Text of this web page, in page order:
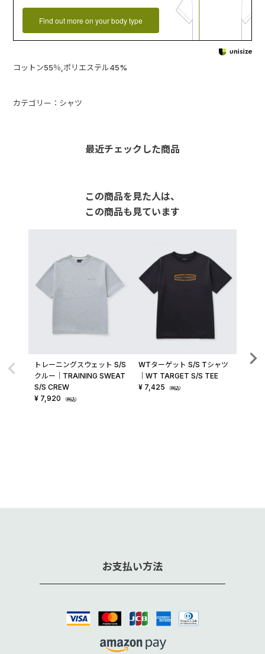
Find out more on your body type
コットン55％,ポリエステル45%
カテゴリー：シャツ
最近チェックした商品
この商品を見た人は、
この商品も見ています
トレーニングスウェット S/S
クルー│TRAINING SWEAT
S/S CREW
¥ 7,920 （税込）
WTターゲット S/S Tシャツ
│WT TARGET S/S TEE
¥ 7,425 （税込）
テッ
お支払い方法